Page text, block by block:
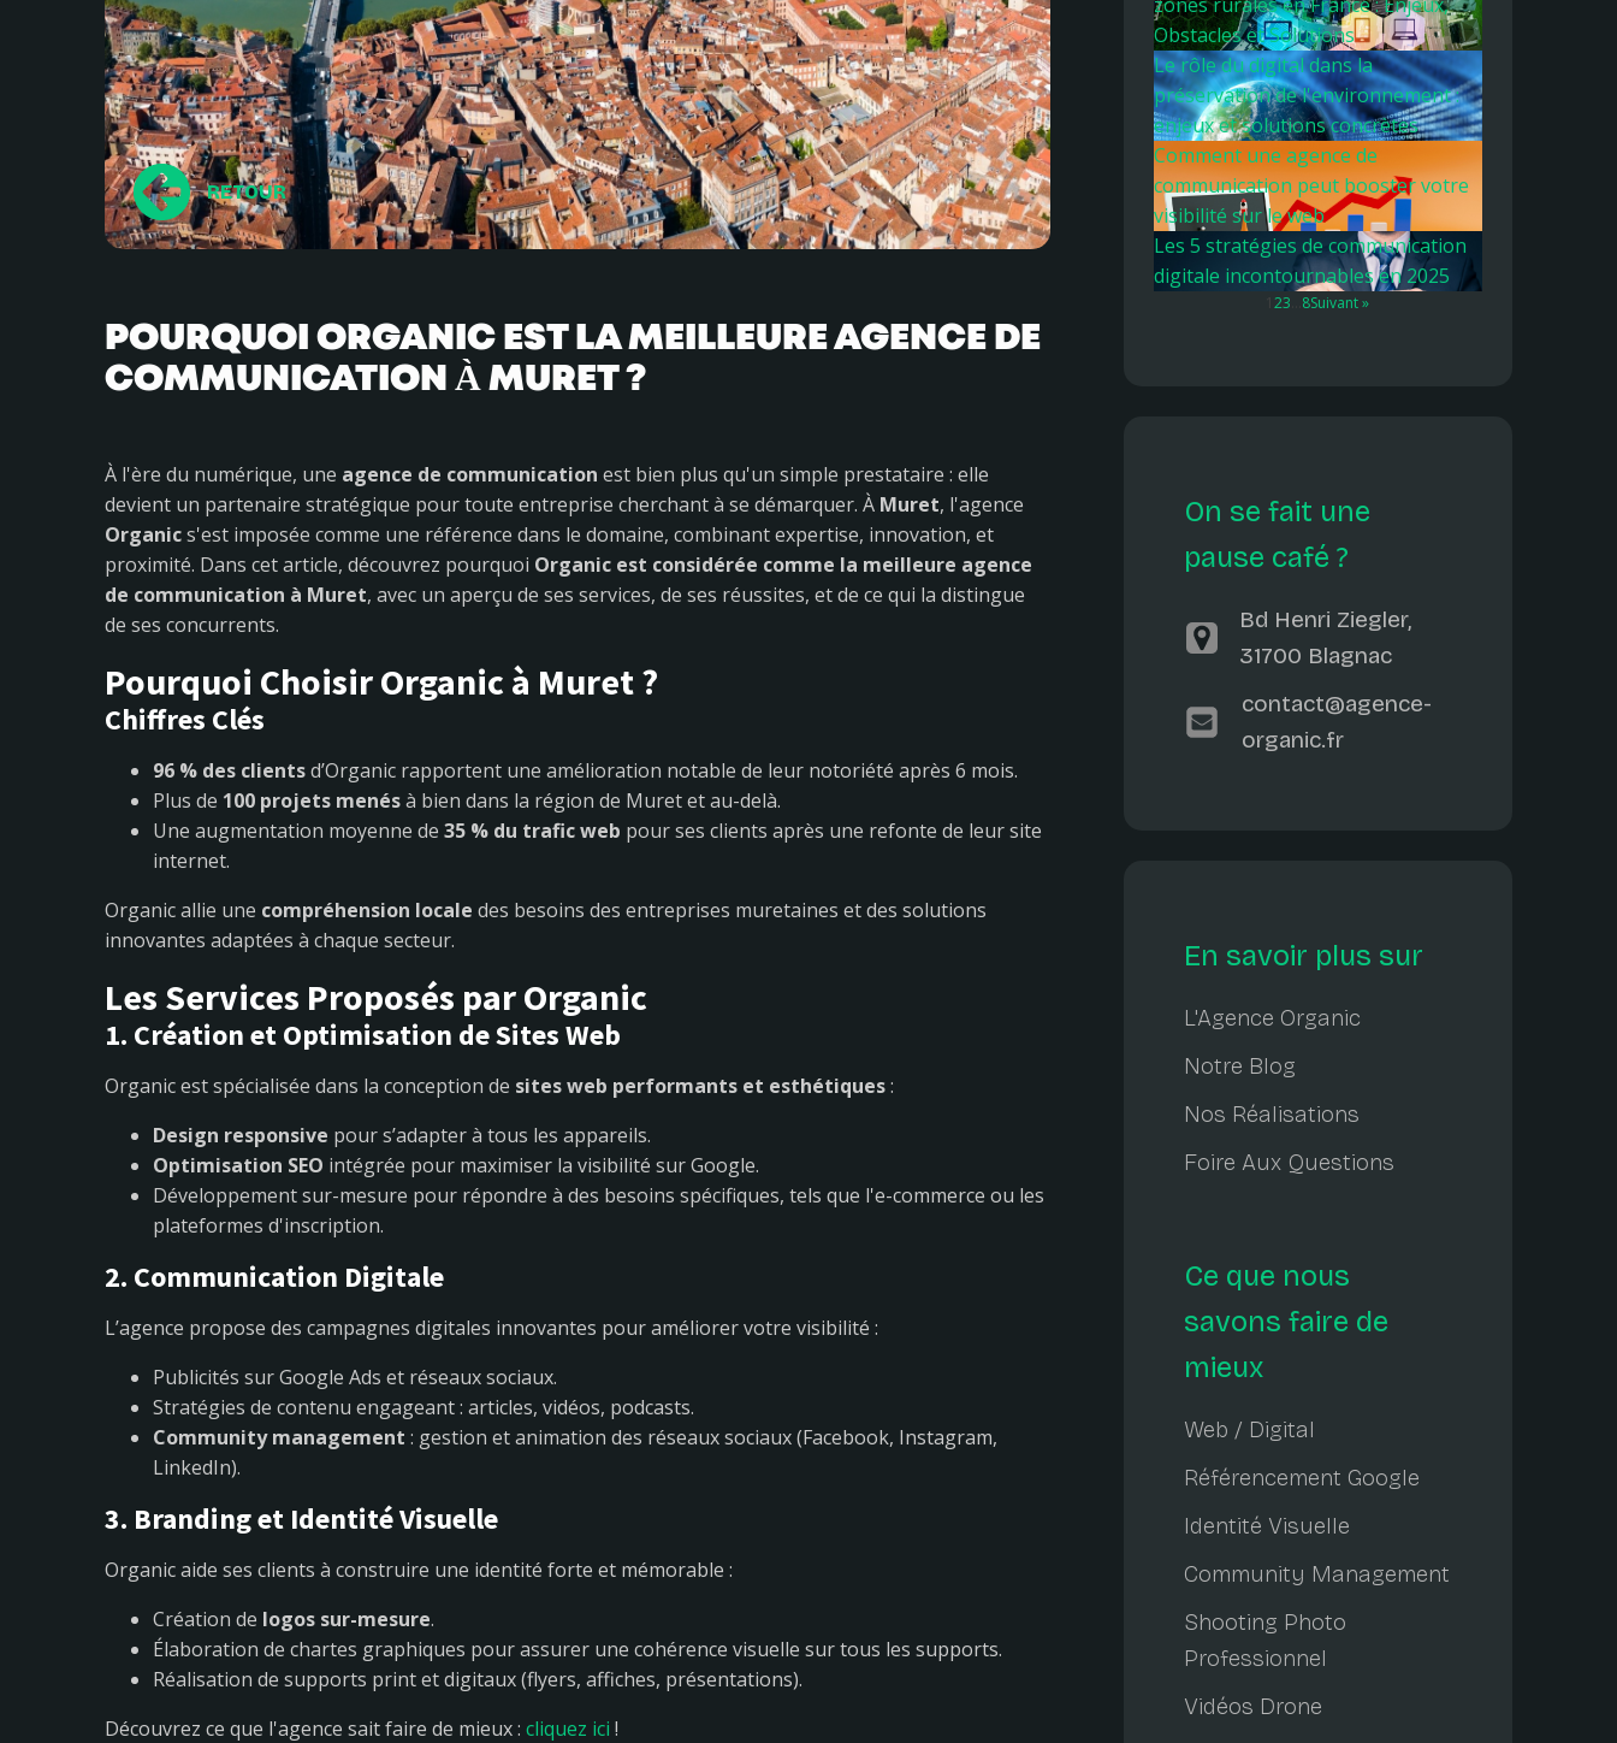
RETOUR
POURQUOI ORGANIC EST LA MEILLEURE AGENCE DE
COMMUNICATION À MURET ?
À l'ère du numérique, une agence de communication est bien plus qu'un simple prestataire : elle
devient un partenaire stratégique pour toute entreprise cherchant à se démarquer. À Muret, l'agence
Organics'est imposée comme une référence dans le domaine, combinant expertise, innovation, et
proximité. Dans cet article, découvrez pourquoi Organic est considérée comme la meilleure agence
de communication à Muret, avec un aperçu de ses services, de ses réussites, et de ce qui la distingue
de ses concurrents.
Pourquoi Choisir Organic à Muret ?
Chiffres Clés
96 % des clientsd’Organic rapportent une amélioration notable de leur notoriété après 6 mois.
Plus de 100 projets menésà bien dans la région de Muret et au-delà.
Une augmentation moyenne de35 % du trafic web pour ses clients après une refonte de leur site
internet.
Organic allie une compréhension locale des besoins des entreprises muretaines et des solutions
innovantes adaptées à chaque secteur.
Les Services Proposés par Organic
1. Création et Optimisation de Sites Web
Organic est spécialisée dans la conception de sites web performants et esthétiques:
Design responsive pour s’adapter à tous les appareils.
Optimisation SEO intégrée pour maximiser la visibilité sur Google.
Développement sur-mesure pour répondre à des besoins spécifiques, tels que l'e-commerce ou les
plateformes d'inscription.
2. Communication Digitale
L’agence propose des campagnes digitales innovantes pour améliorer votre visibilité :
Publicités sur Google Ads et réseaux sociaux.
Stratégies de contenu engageant : articles, vidéos, podcasts.
Community management : gestion et animation des réseaux sociaux (Facebook, Instagram,
LinkedIn).
3. Branding et Identité Visuelle
Organic aide ses clients à construire une identité forte et mémorable :
Création de logos sur-mesure.
Élaboration de chartes graphiques pour assurer une cohérence visuelle sur tous les supports.
Réalisation de supports print et digitaux (flyers, affiches, présentations).
Découvrez ce que l'agence sait faire de mieux :cliquez ici !
Obstacles et Solutions
Le rôle du digital dans la
préservation de l'environnement :
enjeux et solutions concrètes
Comment une agence de
communication peut booster votre
visibilité sur le web
Les 5 stratégies de communication
digitale incontournables en 2025
123 8Suivant »
On se fait une
pause café ?
Bd Henri Ziegler,
31700 Blagnac
contact@agence-
organic.fr
En savoir plus sur
L'Agence Organic
Notre Blog
Nos Réalisations
Foire Aux Questions
Ce que nous
savons faire de
mieux
Web / Digital
Référencement Google
Identité Visuelle
Community Management
Shooting Photo
Professionnel
Vidéos Drone